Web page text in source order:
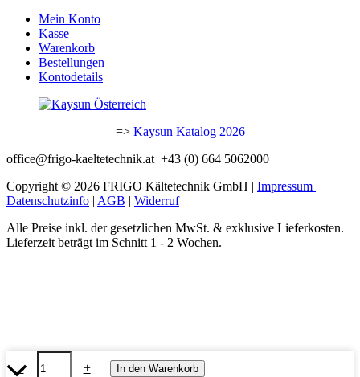
Mein Konto
Kasse
Warenkorb
Bestellungen
Kontodetails
=> Kaysun Katalog 2026
office@frigo-kaeltetechnik.at +43 (0) 664 5062000
Copyright © 2026 FRIGO Kältetechnik GmbH | Impressum |
Datenschutzinfo | AGB | Widerruf
Alle Preise inkl. der gesetzlichen MwSt. & exklusive Lieferkosten.
Lieferzeit beträgt im Schnitt 1 - 2 Wochen.
-
Kaysun
Multi-
+ In den Warenkorb
Nach